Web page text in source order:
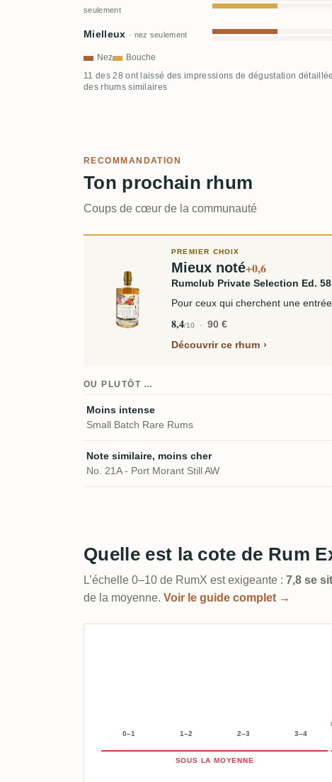
seulement
Mielleux · nez seulement
Nez Bouche
11 des 28 ont laissé des impressions de dégustation
des rhums similaires
RECOMMANDATION
Ton prochain rhum
Coups de cœur de la communauté
PREMIER CHOIX
Mieux noté+0,6
Rumclub Private Selection Ed. 58
Pour ceux qui cherchent une
8,4/10
90 €
Découvrir ce rhum
OU PLUTÔT …
Moins intense
Small Batch Rare Rums
Note similaire, moins cher
No. 21A - Port Morant Still AW
Quelle est la cote de Rum
L’échelle 0–10 de RumX est exigeante : 7,8 se
de la moyenne. Voir le guide complet →
0–1 1–2 2–3 3–4
SOUS LA MOYENNE